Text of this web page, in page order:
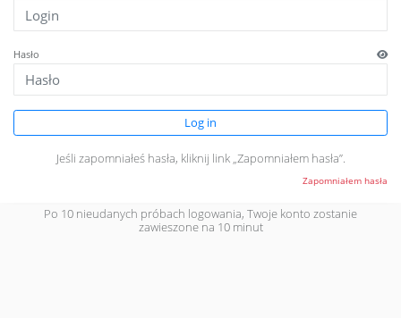
Hasło
Log in
Jeśli zapomniałeś hasła, kliknij link „Zapomniałem hasła”.
Zapomniałem hasła
Po 10 nieudanych próbach logowania, Twoje konto zostanie
zawieszone na 10 minut